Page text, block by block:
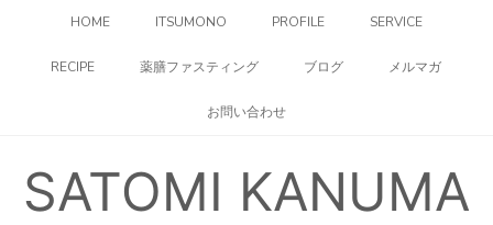
HOME ITSUMONO PROFILE SERVICE
RECIPE 薬膳ファスティング ブログ メルマガ
お問い合わせ
SATOMI KANUMA